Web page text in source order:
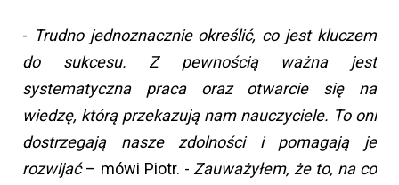
- Trudno jednoznacznie określić, co jest kluczem
do sukcesu. Z pewnością ważna jest
systematyczna praca oraz otwarcie się na
wiedzę, którą przekazują nam nauczyciele. To oni
dostrzegają nasze zdolności i pomagają je
rozwijać– mówi Piotr. -Zauważyłem, że to, na co